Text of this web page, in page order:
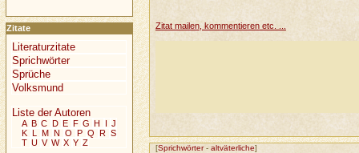
Zitat mailen, kommentieren etc. ...
[Sprichwörter- altväterliche]
Zitate
Literaturzitate
Sprichwörter
Sprüche
Volksmund
Liste der Autoren
A B C D E F G H I J
K L M N O P Q R S
T U V W X Y Z